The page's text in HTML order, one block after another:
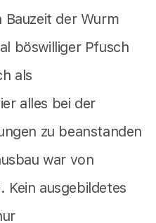
der Wurm
böswilliger Pfusch
als
alles bei der
zu beanstanden
war von
Kein ausgebildetes